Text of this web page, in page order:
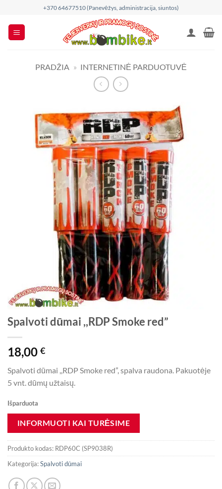
content
+370 64677510 (Panevėžys, administracija, siuntos)
PRADŽIA » INTERNETINĖ PARDUOTUVĖ
Spalvoti dūmai ,,RDP Smoke red”
18,00 €
Spalvoti dūmai ,,RDP Smoke red”, spalva raudona. Pakuotėje
5 vnt. dūmų užtaisų.
Išparduota
Produkto kodas: RDP60C (SP9038R)
Kategorija:Spalvoti dūmai